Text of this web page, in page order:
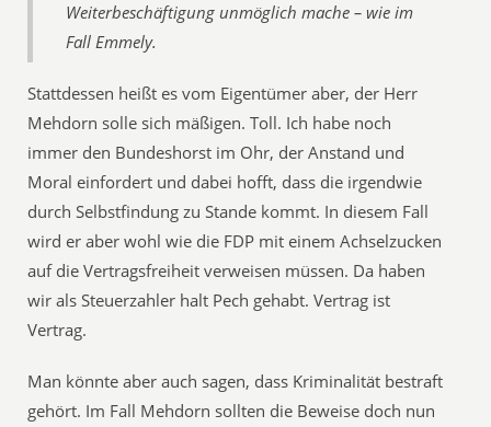
Weiterbeschäftigung unmöglich mache – wie im
Fall Emmely.
Stattdessen heißt es vom Eigentümer aber, der Herr
Mehdorn solle sich mäßigen. Toll. Ich habe noch
immer den Bundeshorst im Ohr, der Anstand und
Moral einfordert und dabei hofft, dass die irgendwie
durch Selbstfindung zu Stande kommt. In diesem Fall
wird er aber wohl wie die FDP mit einem Achselzucken
auf die Vertragsfreiheit verweisen müssen. Da haben
wir als Steuerzahler halt Pech gehabt. Vertrag ist
Vertrag.
Man könnte aber auch sagen, dass Kriminalität bestraft
gehört. Im Fall Mehdorn sollten die Beweise doch nun